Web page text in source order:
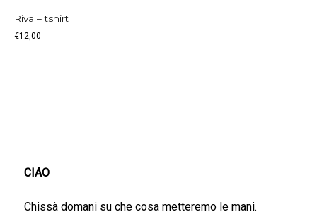
Riva – tshirt
€12,00
CIAO
Chissà domani su che cosa metteremo le mani.